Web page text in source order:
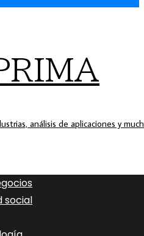
análisis de aplicaciones y
social